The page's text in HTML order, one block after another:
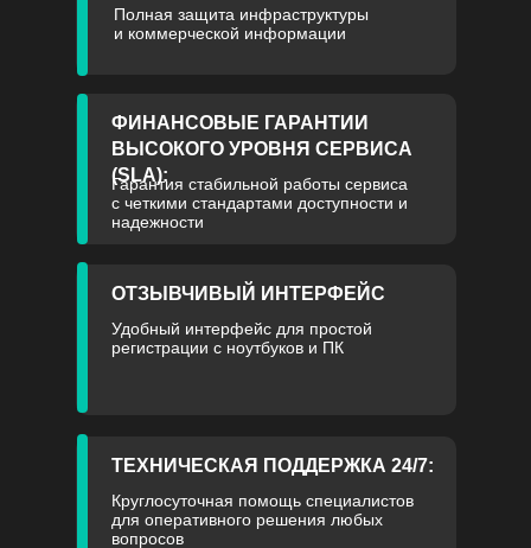
Полная защита инфраструктуры
и коммерческой информации
ОТЗЫВЧИВЫЙ ИНТЕРФЕЙС
Удобный интерфейс для простой
регистрации с ноутбуков и ПК
ТЕХНИЧЕСКАЯ ПОДДЕРЖКА 24/7:
Круглосуточная помощь специалистов
для оперативного решения любых
вопросов
ФИНАНСОВЫЕ ГАРАНТИИ
ВЫСОКОГО УРОВНЯ СЕРВИСА
(SLA):
Гарантия стабильной работы сервиса
с четкими стандартами доступности и
надежности